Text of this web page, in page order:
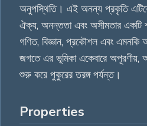
অনুপস্থিতি। এই অনন্য প্রকৃতি
ঐক্য, অনন্ততা এবং অসীমতার একটি
গণিত, বিজ্ঞান, প্রকৌশল এবং এমনকি
জগতে এর ভূমিকা একেবারে অপূরণীয়,
শুরু করে পুকুরের তরঙ্গ পর্যন্ত।
Properties